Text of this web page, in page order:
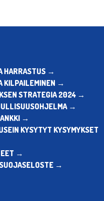
HARRASTUS →
KILPAILEMINEN →
STRATEGIA 2024 →
→
→
KYSYTYT KYSYMYKSET
→
→